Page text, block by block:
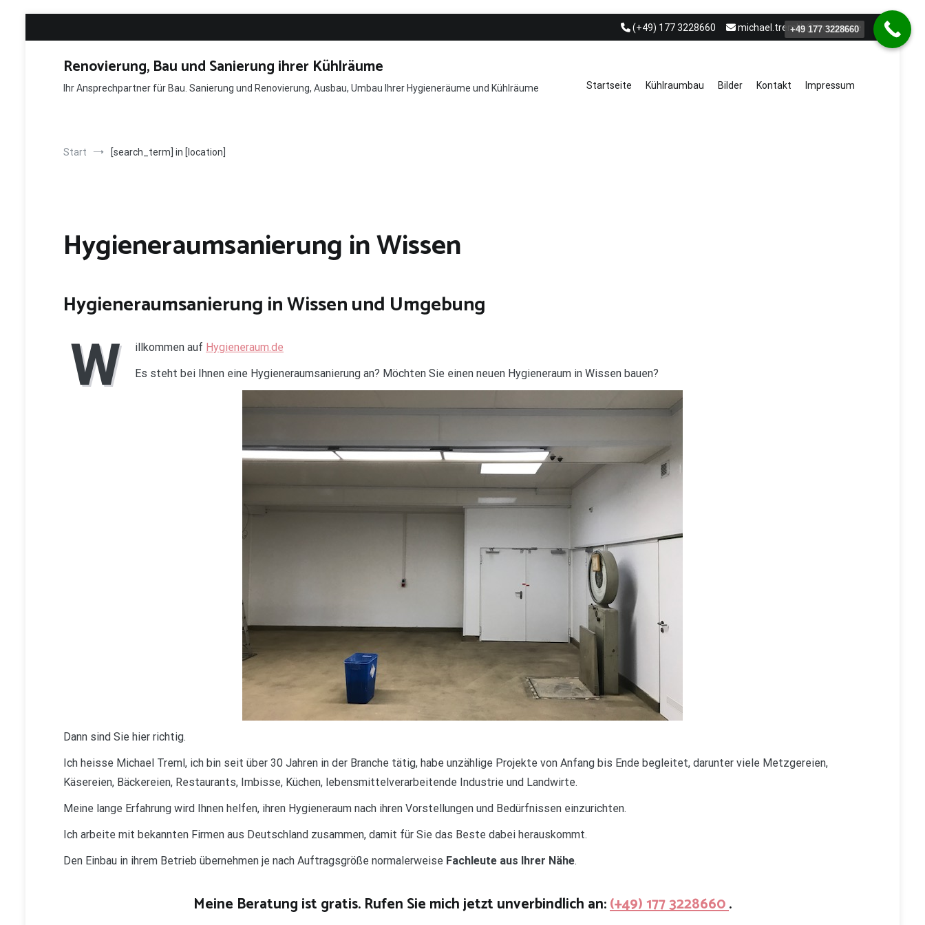
(+49) 177 3228660 michael.treml.b@t-online.de
Renovierung, Bau und Sanierung ihrer Kühlräume
Ihr Ansprechpartner für Bau. Sanierung und Renovierung, Ausbau, Umbau Ihrer Hygieneräume und Kühlräume Startseite Kühlraumbau Bilder Kontakt Impressum
Start [search_term] in [location]
Hygieneraumsanierung in Wissen
Hygieneraumsanierung in Wissen und Umgebung
W illkommen auf Hygieneraum.de
Es steht bei Ihnen eine Hygieneraumsanierung an? Möchten Sie einen neuen Hygieneraum in Wissen bauen?
Dann sind Sie hier richtig.
Ich heisse Michael Treml, ich bin seit über 30 Jahren in der Branche tätig, habe unzählige Projekte von Anfang bis Ende begleitet, darunter viele Metzgereien,
Käsereien, Bäckereien, Restaurants, Imbisse, Küchen, lebensmittelverarbeitende Industrie und Landwirte.
Meine lange Erfahrung wird Ihnen helfen, ihren Hygieneraum nach ihren Vorstellungen und Bedürfnissen einzurichten.
Ich arbeite mit bekannten Firmen aus Deutschland zusammen, damit für Sie das Beste dabei herauskommt.
Den Einbau in ihrem Betrieb übernehmen je nach Auftragsgröße normalerweise Fachleute aus Ihrer Nähe.
Meine Beratung ist gratis. Rufen Sie mich jetzt unverbindlich an:(+49) 177 3228660.
+49 177 3228660